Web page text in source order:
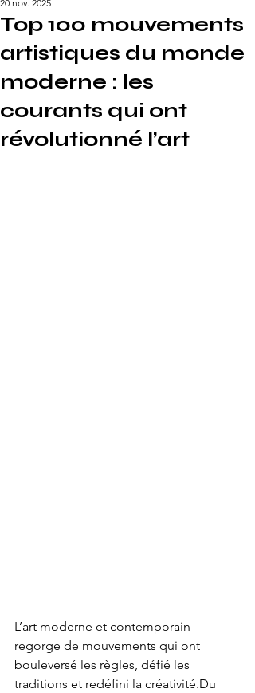
Top 100 mouvements
artistiques du monde
moderne : les
courants qui ont
révolutionné l’art
20 nov. 2025
L’art moderne et contemporain
regorge de mouvements qui ont
bouleversé les règles, défié les
traditions et redéfini la créativité.Du